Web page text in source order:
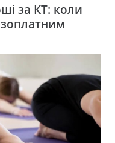
за КТ: коли